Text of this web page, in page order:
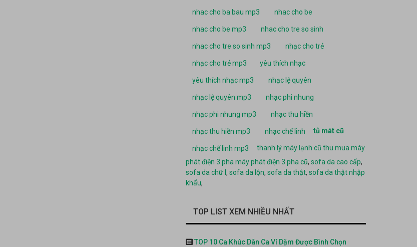
nhac cho ba bau mp3 nhac cho be
nhac cho be mp3 nhac cho tre so sinh
nhac cho tre so sinh mp3 nhạc cho trẻ
nhạc cho trẻ mp3 yêu thích nhạc
yêu thích nhạc mp3 nhạc lệ quyên
nhạc lệ quyên mp3 nhạc phi nhung
nhạc phi nhung mp3 nhạc thu hiền
nhạc thu hiền mp3 nhạc chế linh tủ mát cũ
nhạc chế linh mp3 thanh lý máy lạnh cũ thu mua máy
phát điện 3 pha máy phát điện 3 pha cũ, sofa da cao cấp,
sofa da chữ l , sofa da lộn, sofa da thật, sofa da thật nhập
khẩu,
TOP LIST XEM NHIỀU NHẤT
TOP 10 Ca Khúc Dân Ca Ví Dặm Được Bình Chọn